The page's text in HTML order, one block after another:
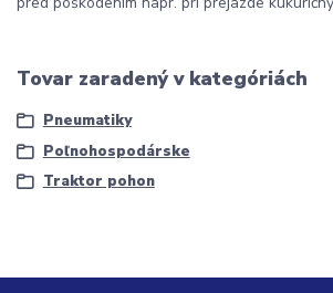
Tovar zaradený v kategóriách
Pneumatiky
Poľnohospodárske
Traktor pohon